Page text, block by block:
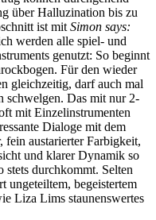
über Halluzination bis zu
ist mit Simon says:
werden alle spiel- und
genutzt: So beginnt
Für den wieder
gleichzeitig, darf auch mal
schwelgen. Das mit nur 2-
mit Einzelinstrumenten
Dialoge mit dem
fein austarierter Farbigkeit,
und klarer Dynamik so
stets durchkommt. Selten
ungeteiltem, begeistertem
Liza Lims staunenswertes